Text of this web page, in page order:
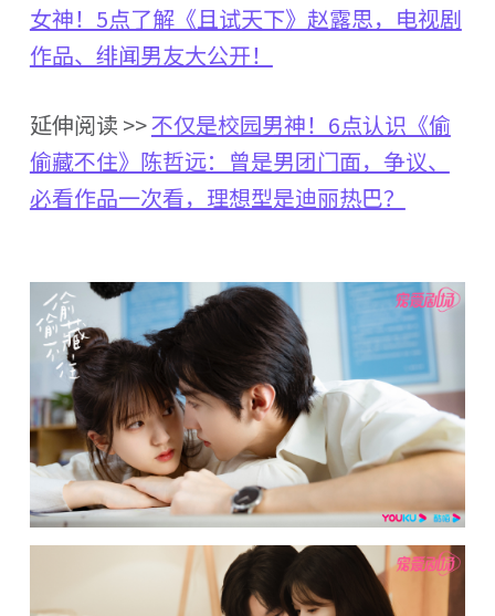
女神！5点了解《且试天下》赵露思，电视剧
作品、绯闻男友大公开！
延伸阅读 >>不仅是校园男神！6点认识《偷
偷藏不住》陈哲远：曾是男团门面，争议、
必看作品一次看，理想型是迪丽热巴？